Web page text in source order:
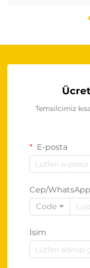
Temsilcimiz
E-posta
Cep/WhatsApp
Code
İsim